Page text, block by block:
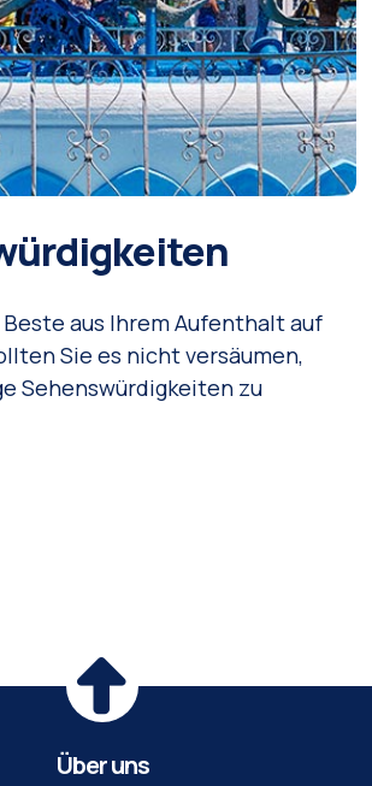
aus Ihrem Aufenthalt auf
Sie es nicht versäumen,
Sehenswürdigkeiten zu
Über uns